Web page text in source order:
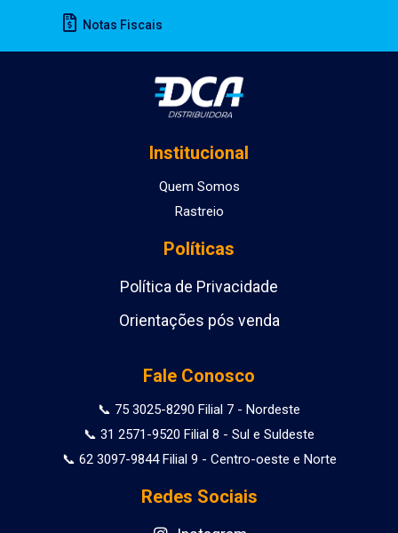
Notas Fiscais
Institucional
Quem Somos
Rastreio
Políticas
Política de Privacidade
Orientações pós venda
Fale Conosco
📞 75 3025-8290 Filial 7 - Nordeste
📞 31 2571-9520 Filial 8 - Sul e Suldeste
📞 62 3097-9844 Filial 9 - Centro-oeste e Norte
Redes Sociais